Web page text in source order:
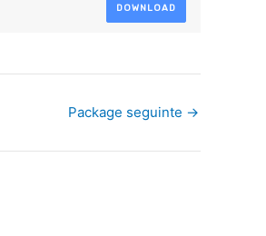
DOWNLOAD
Package seguinte →